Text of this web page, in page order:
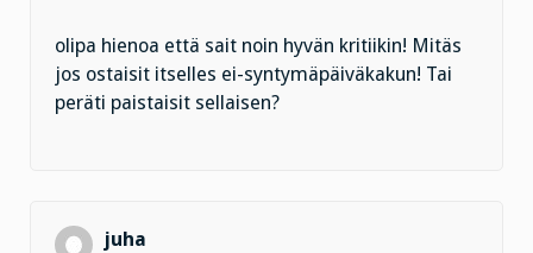
olipa hienoa että sait noin hyvän kritiikin! Mitäs
jos ostaisit itselles ei-syntymäpäiväkakun! Tai
peräti paistaisit sellaisen?
juha